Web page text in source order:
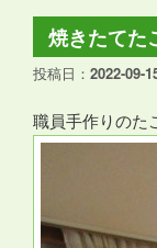
焼きたてた
投稿日： 2022-09-
職員手作りのた